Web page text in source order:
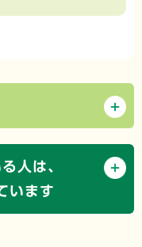
人は、
います